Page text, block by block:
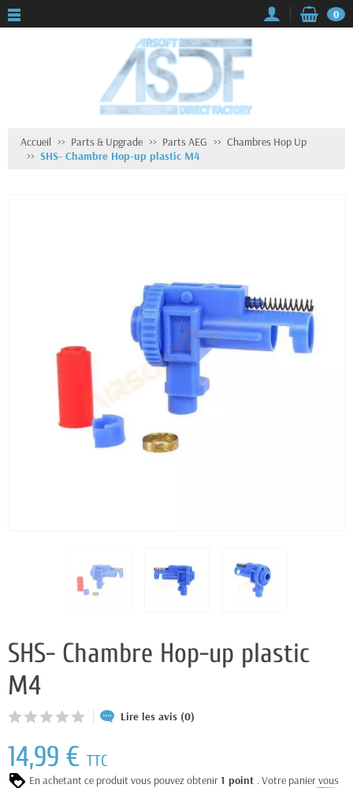
0
Accueil Parts & Upgrade Parts AEG
Chambres Hop Up
SHS- Chambre Hop-up plastic M4
SHS- Chambre Hop-up plastic
M4
Lire les avis (0)
14,99 € TTC
En achetant ce produit vous pouvez obtenir1 point . Votre panier vous